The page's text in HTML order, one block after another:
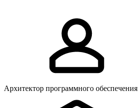
Архитектор программного обеспечения